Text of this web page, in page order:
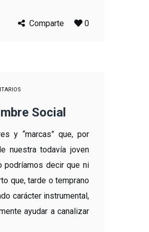
Comparte 0
Social
y “marcas” que, por
nuestra todavía joven
podríamos decir que ni
que, tarde o temprano
carácter instrumental,
ayudar a canalizar